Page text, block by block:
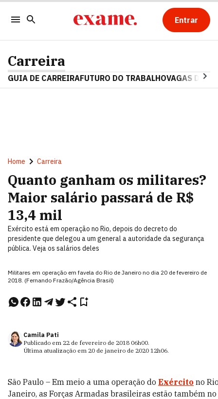
Entrar
Carreira
GUIA DE CARREIRAFUTURO DO TRABALHOVAGAS DE
Home Carreira
Quanto ganham os militares?
Maior salário passará de R$
13,4 mil
Exército está em operação no Rio, depois do decreto do
presidente que delegou a um general a autoridade da segurança
pública. Veja os salários deles
Militares em operação em favela do Rio de Janeiro no dia 20 de fevereiro de
2018. (Fernando Frazão/Agência Brasil)
Camila Pati
Publicado em 22 de fevereiro de 2018 06h00.
Última atualização em 20 de janeiro de 2020 12h06.
São Paulo – Em meio a uma operação do Exército no
Janeiro, as Forças Armadas brasileiras estão também no